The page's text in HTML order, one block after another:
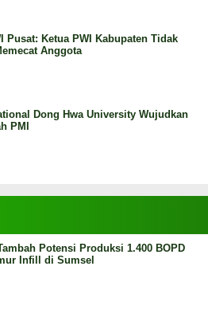
Pusat: Ketua PWI Kabupaten Tidak
Anggota
Dong Hwa University Wujudkan
PMI
Potensi Produksi 1.400 BOPD
Infill di Sumsel